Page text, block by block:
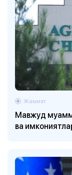
Мавжуд
ва
Жамият